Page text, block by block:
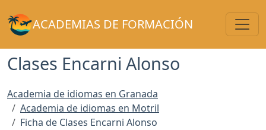
ACADEMIAS DE FORMACIÓN
Clases Encarni Alonso
Academia de idiomas en Granada
Academia de idiomas en Motril
Ficha de Clases Encarni Alonso